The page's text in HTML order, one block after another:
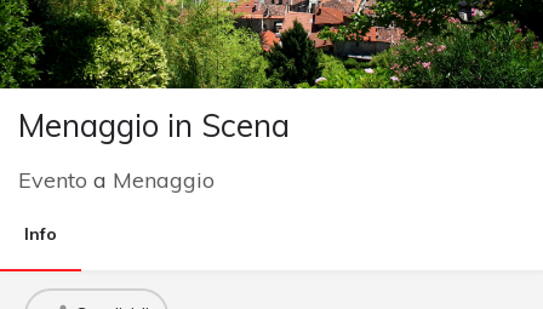
Menaggio in Scena
Evento a Menaggio
Info